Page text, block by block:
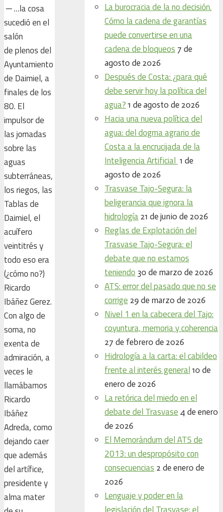
─ …la cosa
sucedió en el
salón
de plenos del
Ayuntamiento
de Daimiel, a
finales de los
80. El
impulsor de
las jornadas
sobre las
aguas
subterráneas,
los riegos, las
Tablas de
Daimiel, el
acuífero
veintitrés y
todo eso era
(¿cómo no?)
Ricardo
Ibáñez Gerez.
Con algo de
sorna, no
exenta de
admiración, a
veces le
llamábamos
Ricardo
Ibáñez
Adreda, como
dejando caer
que además
del artífice,
presidente y
alma mater
La burocracia de la no decisión.
Cómo la cadena de garantías
puede convertirse en una
cadena de bloqueos 7 de
agosto de 2026
Después de Costa: ¿para qué
debe servir hoy la política del
agua? 1 de agosto de 2026
Hacia una nueva política del
agua: del dogma agrario de
Costa a la encrucijada de la
Inteligencia Artificial 1 de
agosto de 2026
Trasvase Tajo-Segura: la
beligerancia que ignora la
hidrología 21 de junio de 2026
Reglas de Explotación del
Trasvase Tajo-Segura: el
debate que no estamos
teniendo 30 de marzo de 2026
ATS: error del pasado que no se
corrige 29 de marzo de 2026
Nivel 1 en la cabecera del Tajo:
coyuntura, memoria y coherencia
27 de febrero de 2026
Hidrología a la carta: el cabildeo
frente al interés general 10 de
enero de 2026
La retórica del miedo en el
debate del Trasvase 4 de enero
de 2026
El Memorándum del ATS de
2013: un despropósito con
consecuencias 2 de enero de
2026
Lenguaje y poder en la